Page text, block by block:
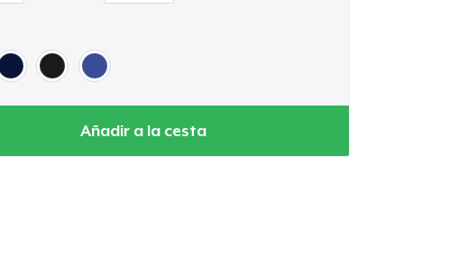
Añadir a la cesta